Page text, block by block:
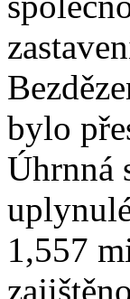
bylo
Úhrnná
1,557